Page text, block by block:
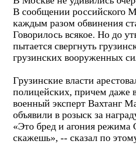
В сообщении российского
каждым разом обвинения
Говорилось всякое. Но до
пытается свергнуть
грузинских вооруженных
Грузинские власти
полицейских, причем даже
военный эксперт Вахтанг
объявили в розыск за
«Это бред и агония режима
скажешь», -- сказал по